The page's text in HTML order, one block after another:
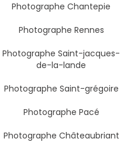
Photographe Chantepie
Photographe Rennes
Photographe Saint-jacques-
de-la-lande
Photographe Saint-grégoire
Photographe Pacé
Photographe Châteaubriant